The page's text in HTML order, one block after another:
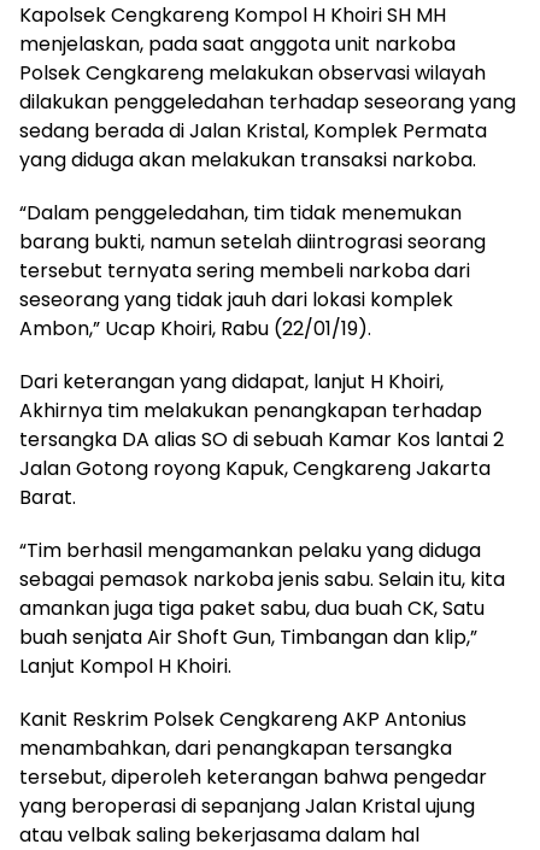
Kapolsek Cengkareng Kompol H Khoiri SH MH
menjelaskan, pada saat anggota unit narkoba
Polsek Cengkareng melakukan observasi wilayah
dilakukan penggeledahan terhadap seseorang yang
sedang berada di Jalan Kristal, Komplek Permata
yang diduga akan melakukan transaksi narkoba.
“Dalam penggeledahan, tim tidak menemukan
barang bukti, namun setelah diintrograsi seorang
tersebut ternyata sering membeli narkoba dari
seseorang yang tidak jauh dari lokasi komplek
Ambon,” Ucap Khoiri, Rabu (22/01/19).
Dari keterangan yang didapat, lanjut H Khoiri,
Akhirnya tim melakukan penangkapan terhadap
tersangka DA alias SO di sebuah Kamar Kos lantai 2
Jalan Gotong royong Kapuk, Cengkareng Jakarta
Barat.
“Tim berhasil mengamankan pelaku yang diduga
sebagai pemasok narkoba jenis sabu. Selain itu, kita
amankan juga tiga paket sabu, dua buah CK, Satu
buah senjata Air Shoft Gun, Timbangan dan klip,”
Lanjut Kompol H Khoiri.
Kanit Reskrim Polsek Cengkareng AKP Antonius
menambahkan, dari penangkapan tersangka
tersebut, diperoleh keterangan bahwa pengedar
yang beroperasi di sepanjang Jalan Kristal ujung
atau velbak saling bekerjasama dalam hal